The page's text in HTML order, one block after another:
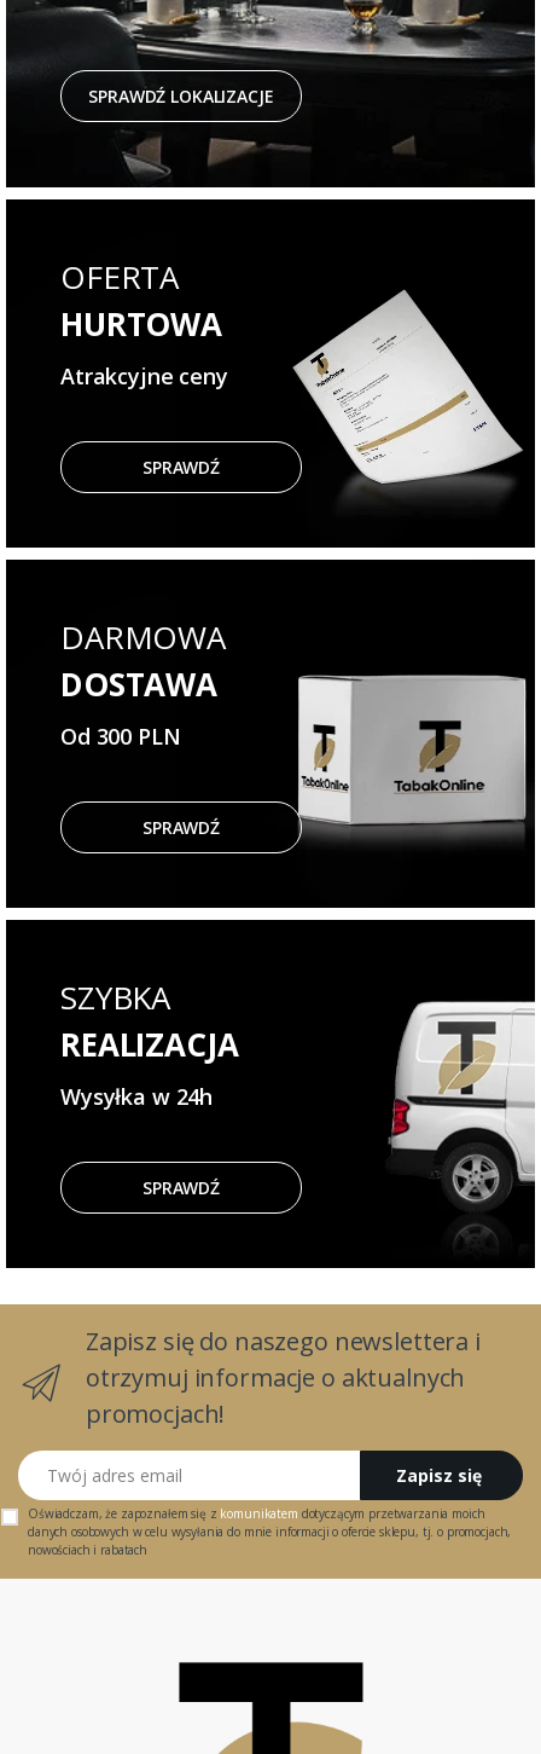
SPRAWDŹ LOKALIZACJE
OFERTA
HURTOWA
Atrakcyjne ceny
SPRAWDŹ
DARMOWA
DOSTAWA
Od 300 PLN
SPRAWDŹ
SZYBKA
REALIZACJA
Wysyłka w 24h
SPRAWDŹ
Zapisz się do naszego newslettera i
otrzymuj informacje o aktualnych
promocjach!
Twój adres email
Zapisz się
Oświadczam, że zapoznałem się z komunikatem dotyczącym przetwarzania moich
danych osobowych w celu wysyłania do mnie informacji o ofercie sklepu, tj. o promocjach,
nowościach i rabatach